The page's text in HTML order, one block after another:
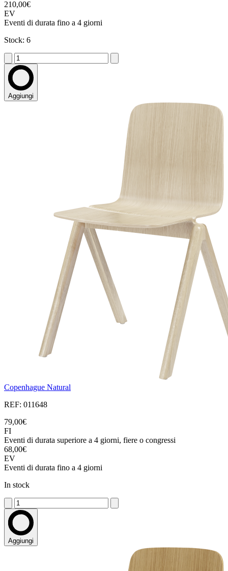
210,00€
EV
Eventi di durata fino a 4 giorni
Stock: 6
Aggiungi
Copenhague Natural
REF: 011648
79,00€
FI
Eventi di durata superiore a 4 giorni, fiere o congressi
68,00€
EV
Eventi di durata fino a 4 giorni
In stock
Aggiungi